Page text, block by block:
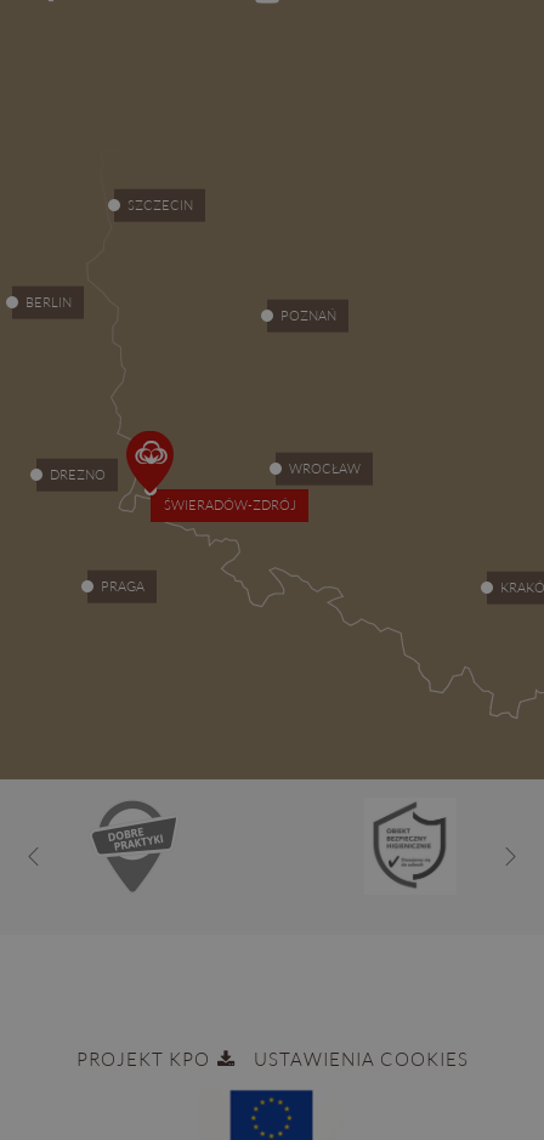
ŚWIERADÓW-ZDRÓJ
WROCŁAW
POZNAŃ
BERLIN
PRAGA
DREZNO
SZCZECIN
PROJEKT KPO USTAWIENIA COOKIES